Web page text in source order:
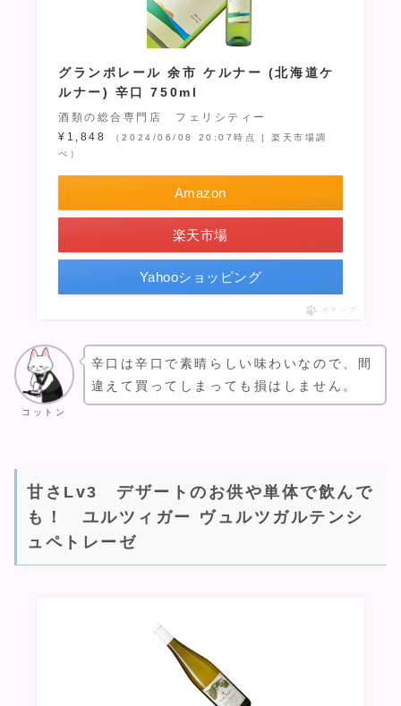
グランポレール 余市 ケルナー (北海道ケ
ルナー) 辛口 750ml
酒類の総合専門店 フェリシティー
¥1,848
（2024/06/08 20:07時点 | 楽天市場調
べ）
Amazon
楽天市場
Yahooショッピング
ポチップ
コットン
辛口は辛口で素晴らしい味わいなので、間
違えて買ってしまっても損はしません。
甘さLv3 デザートのお供や単体で飲んで
も！ ユルツィガー ヴュルツガルテンシ
ュペトレーゼ